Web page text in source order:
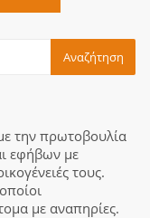
την πρωτοβουλία
εφήβων με
τους.
με αναπηρίες.